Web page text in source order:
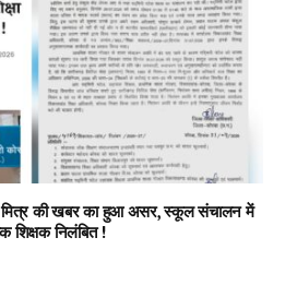
की खबर का हुआ असर, स्कूल संचालन में
शिक्षक निलंबित !